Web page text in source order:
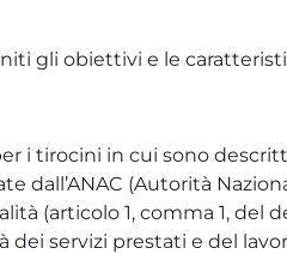
gli obiettivi e le
i tirocini in cui sono
dall’ANAC (Autorità
(articolo 1, comma 1, del
servizi prestati e del